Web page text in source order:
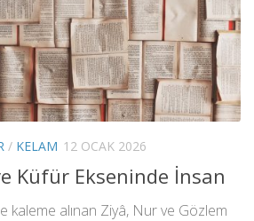
/ KELAM 12 OCAK 2026
Küfür Ekseninde İnsan
kaleme alınan Ziyâ, Nur ve Gözlem